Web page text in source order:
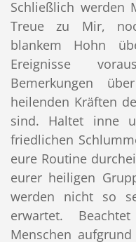
Schließlich werden
Treue zu Mir,
blankem Hohn
Ereignisse
Bemerkungen
heilenden Kräften
sind. Haltet inne
friedlichen
eure Routine
eurer heiligen
werden nicht so
erwartet.
Menschen